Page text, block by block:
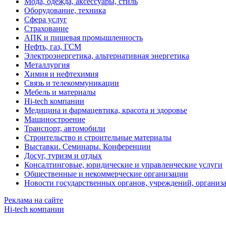
Оборудование, техника
Сфера услуг
Страхование
АПК и пищевая промышленность
Нефть, газ, ГСМ
Электроэнергетика, альтернативная энергетика
Металлургия
Химия и нефтехимия
Связь и телекоммуникации
Мебель и материалы
Hi-tech компании
Медицина и фармацевтика, красота и здоровье
Машиностроение
Транспорт, автомобили
Строительство и строительные материалы
Выставки. Семинары. Конференции
Досуг, туризм и отдых
Консалтинговые, юридические и управленческие услуги
Общественные и некоммерческие организации
Новости государственных органов, учреждений,
Реклама на сайте
Hi-tech компании